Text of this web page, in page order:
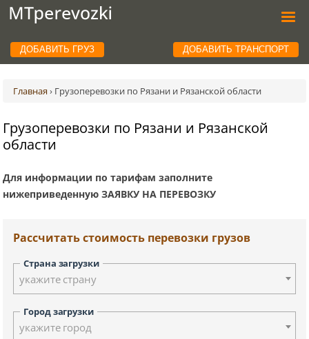
ДОБАВИТЬ ГРУЗ ДОБАВИТЬ ТРАНСПОРТ
Главная › Грузоперевозки по Рязани и Рязанской области
Грузоперевозки по Рязани и Рязанской
области
Для информации по тарифам заполните
нижеприведенную ЗАЯВКУ НА ПЕРЕВОЗКУ
Рассчитать стоимость перевозки грузов
Страна загрузки
укажите страну
Город загрузки
укажите город